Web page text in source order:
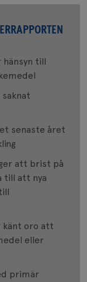
hänsyn till
senaste året
att brist på
till att nya
känt oro att
eller
primär